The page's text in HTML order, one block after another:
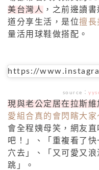
美台灣人 ，之前邊讀
道分享生活，是位擅長
量活用球鞋做搭配。
https://
source ：
現與老公定居在拉斯維
愛組合真的會閃瞎大家
會全程姨母笑，網友
吧！」、「重複看了
穴去」、「又可愛又
跳」。